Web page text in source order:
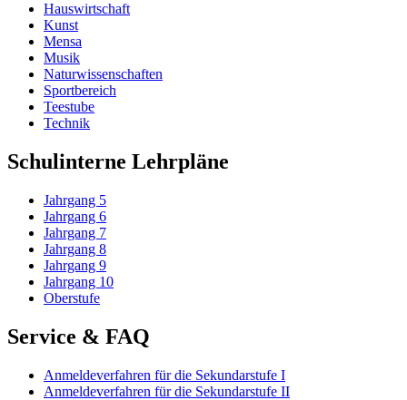
Hauswirtschaft
Kunst
Mensa
Musik
Naturwissenschaften
Sportbereich
Teestube
Technik
Schulinterne Lehrpläne
Jahrgang 5
Jahrgang 6
Jahrgang 7
Jahrgang 8
Jahrgang 9
Jahrgang 10
Oberstufe
Service & FAQ
Anmeldeverfahren für die Sekundarstufe I
Anmeldeverfahren für die Sekundarstufe II